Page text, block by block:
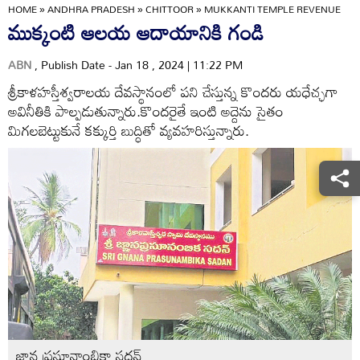
HOME»ANDHRA PRADESH»CHITTOOR»MUKKANTI TEMPLE REVENUE
ముక్కంటి ఆలయ ఆదాయానికి గండి
ABN, Publish Date - Jan 18 , 2024 | 11:22 PM
శ్రీకాళహస్తీశ్వరాలయ దేవస్థానంలో పని చేస్తున్న కొందరు యధేచ్ఛగా
అవినీతికి పాల్పడుతున్నారు.కొందరైతే ఇంటి అద్దెను సైతం
మిగలబెట్టుకునే కక్కుర్తి బుద్ధితో వ్యవహరిస్తున్నారు.